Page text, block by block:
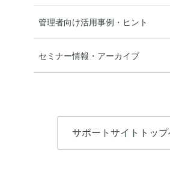
管理者向け活用事例・ヒント
セミナー情報・アーカイブ
サポートサイトトップ